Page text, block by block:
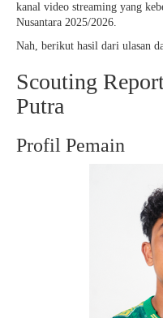
kanal video streaming yang
Nusantara 2025/2026.
Nah, berikut hasil dari ulasan
Scouting
Putra
Profil Pemain